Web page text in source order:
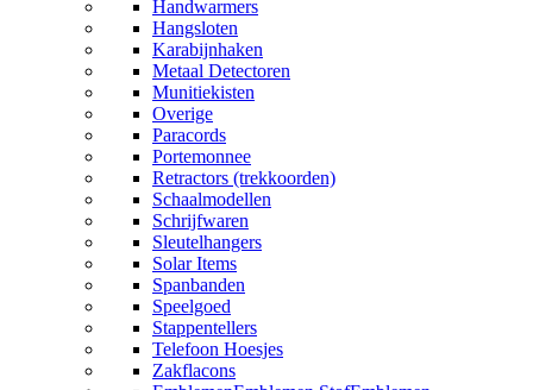
Handwarmers
Hangsloten
Karabijnhaken
Metaal Detectoren
Munitiekisten
Overige
Paracords
Portemonnee
Retractors (trekkoorden)
Schaalmodellen
Schrijfwaren
Sleutelhangers
Solar Items
Spanbanden
Speelgoed
Stappentellers
Telefoon Hoesjes
Zakflacons